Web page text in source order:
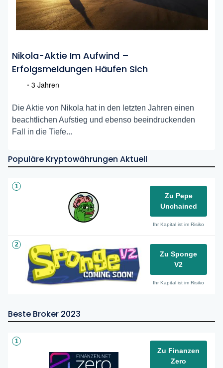
Nikola-Aktie Im Aufwind –
Erfolgsmeldungen Häufen Sich
• 3 Jahren
Die Aktie von Nikola hat in den letzten Jahren einen
beachtlichen Aufstieg und ebenso beeindruckenden
Fall in die Tiefe...
Populäre Kryptowährungen Aktuell
1
Zu Pepe
Unchained
Ihr Kapital ist im Risiko
2
Zu Sponge
V2
Ihr Kapital ist im Risiko
Beste Broker 2023
1
Zu Finanzen
Zero